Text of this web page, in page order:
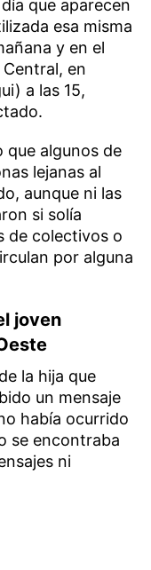
que aparecen
esa misma
y en el
en
a las 15,
que algunos de
lejanas al
aunque ni las
si solía
de colectivos o
por alguna
joven
la hija que
un mensaje
había ocurrido
se encontraba
ni